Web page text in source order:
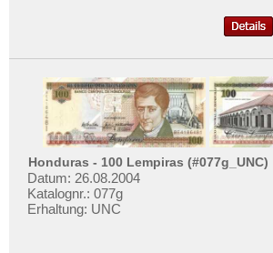
Honduras - 100 Lempiras (#077g_UNC)
Datum: 26.08.2004
Katalognr.: 077g
Erhaltung: UNC